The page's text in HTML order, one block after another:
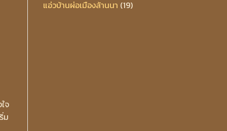
จ
ม
แอ่วบ้านผ่อเมืองล้านนา (19)